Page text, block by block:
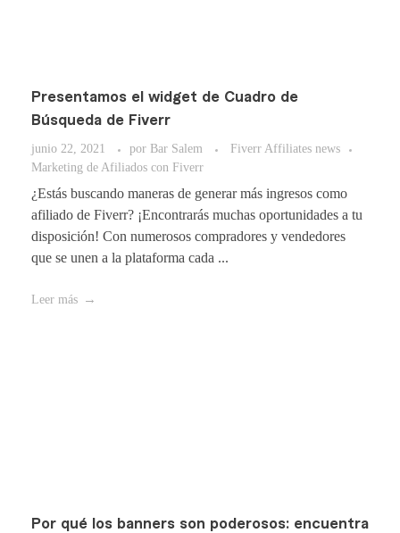
Presentamos el widget de Cuadro de
Búsqueda de Fiverr
junio 22, 2021
por Bar Salem
Fiverr Affiliates news
Marketing de Afiliados con Fiverr
¿Estás buscando maneras de generar más ingresos como
afiliado de Fiverr? ¡Encontrarás muchas oportunidades a tu
disposición! Con numerosos compradores y vendedores
que se unen a la plataforma cada ...
Leer más
Por qué los banners son poderosos: encuentra